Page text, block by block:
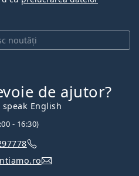
noutăți
de ajutor?
speak English
- 16:30)